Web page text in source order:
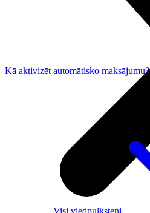
Visi viedpulksteņi
Kā aktivizēt automātisko maksājumu?